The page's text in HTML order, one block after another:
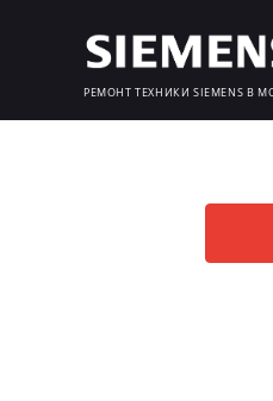
РЕМОНТ ТЕХНИКИ SIEMENS В